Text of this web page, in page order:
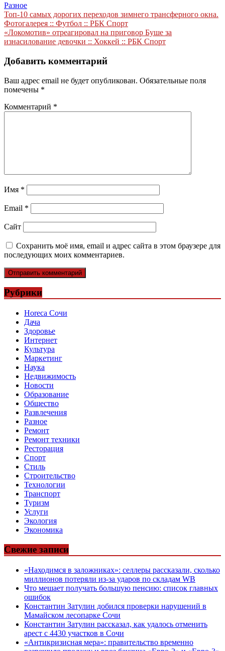
Разное
Навигация
по
записям
Топ-10 самых дорогих переходов зимнего трансферного окна.
Фотогалерея :: Футбол :: РБК Спорт
«Локомотив» отреагировал на приговор Буше за
изнасилование девочки :: Хоккей :: РБК Спорт
Добавить комментарий
Ваш адрес email не будет опубликован. Обязательные поля
помечены *
Комментарий *
Имя *
Email *
Сайт
Сохранить моё имя, email и адрес сайта в этом браузере для
последующих моих комментариев.
Рубрики
Horeca Сочи
Дача
Здоровье
Интернет
Культура
Маркетинг
Наука
Недвижимость
Новости
Образование
Общество
Развлечения
Разное
Ремонт
Ремонт техники
Ресторация
Спорт
Стиль
Строительство
Технологии
Транспорт
Туризм
Услуги
Экология
Экономика
Свежие записи
«Находимся в заложниках»: селлеры рассказали, сколько
миллионов потеряли из-за ударов по складам WB
Что мешает получать большую пенсию: список главных
ошибок
Константин Затулин добился проверки нарушений в
Мамайском лесопарке Сочи
Константин Затулин рассказал, как удалось отменить
арест с 4430 участков в Сочи
«Антикризисная мера»: правительство временно